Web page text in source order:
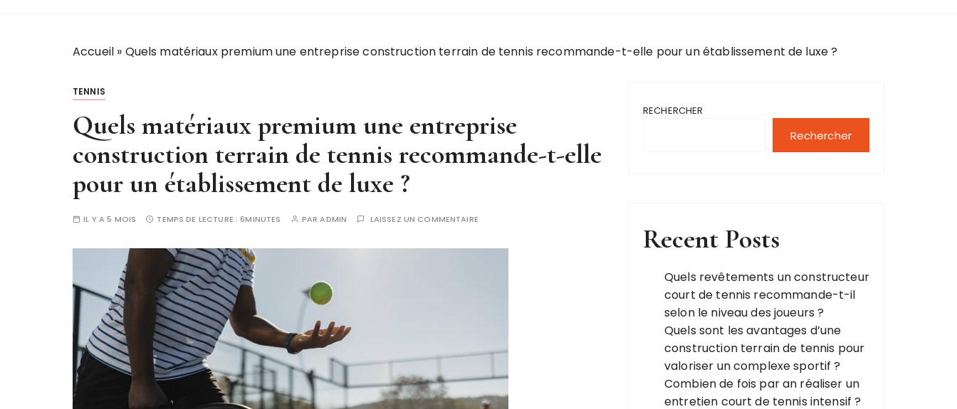
Accueil » Quels matériaux premium une entreprise construction terrain de tennis recommande-t-elle pour un établissement de luxe ?
TENNIS
Quels matériaux premium une entreprise
construction terrain de tennis recommande-t-elle
pour un établissement de luxe ?
IL Y A 5 MOIS TEMPS DE LECTURE :6MINUTES PARADMIN LAISSEZ UN COMMENTAIRE
RECHERCHER
Rechercher
Recent Posts
Quels revêtements un constructeur
court de tennis recommande-t-il
selon le niveau des joueurs ?
Quels sont les avantages d’une
construction terrain de tennis pour
valoriser un complexe sportif ?
Combien de fois par an réaliser un
entretien court de tennis intensif ?